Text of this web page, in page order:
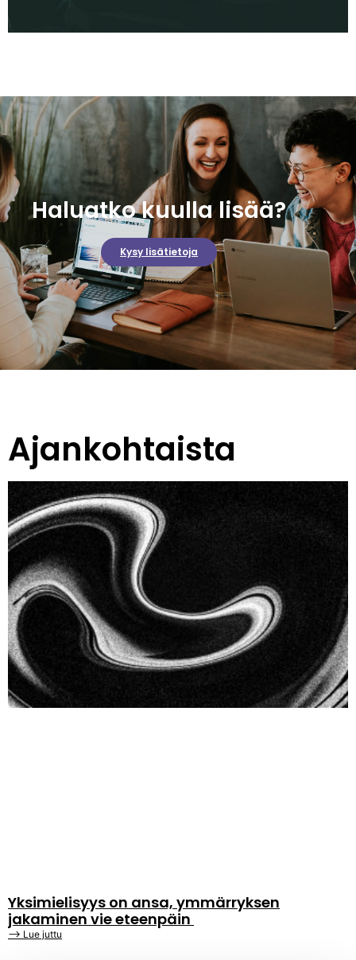
Haluatko kuulla lisää?
Kysy lisätietoja
Ajankohtaista
Yksimielisyys on ansa, ymmärryksen
jakaminen vie eteenpäin
⟶ Lue juttu